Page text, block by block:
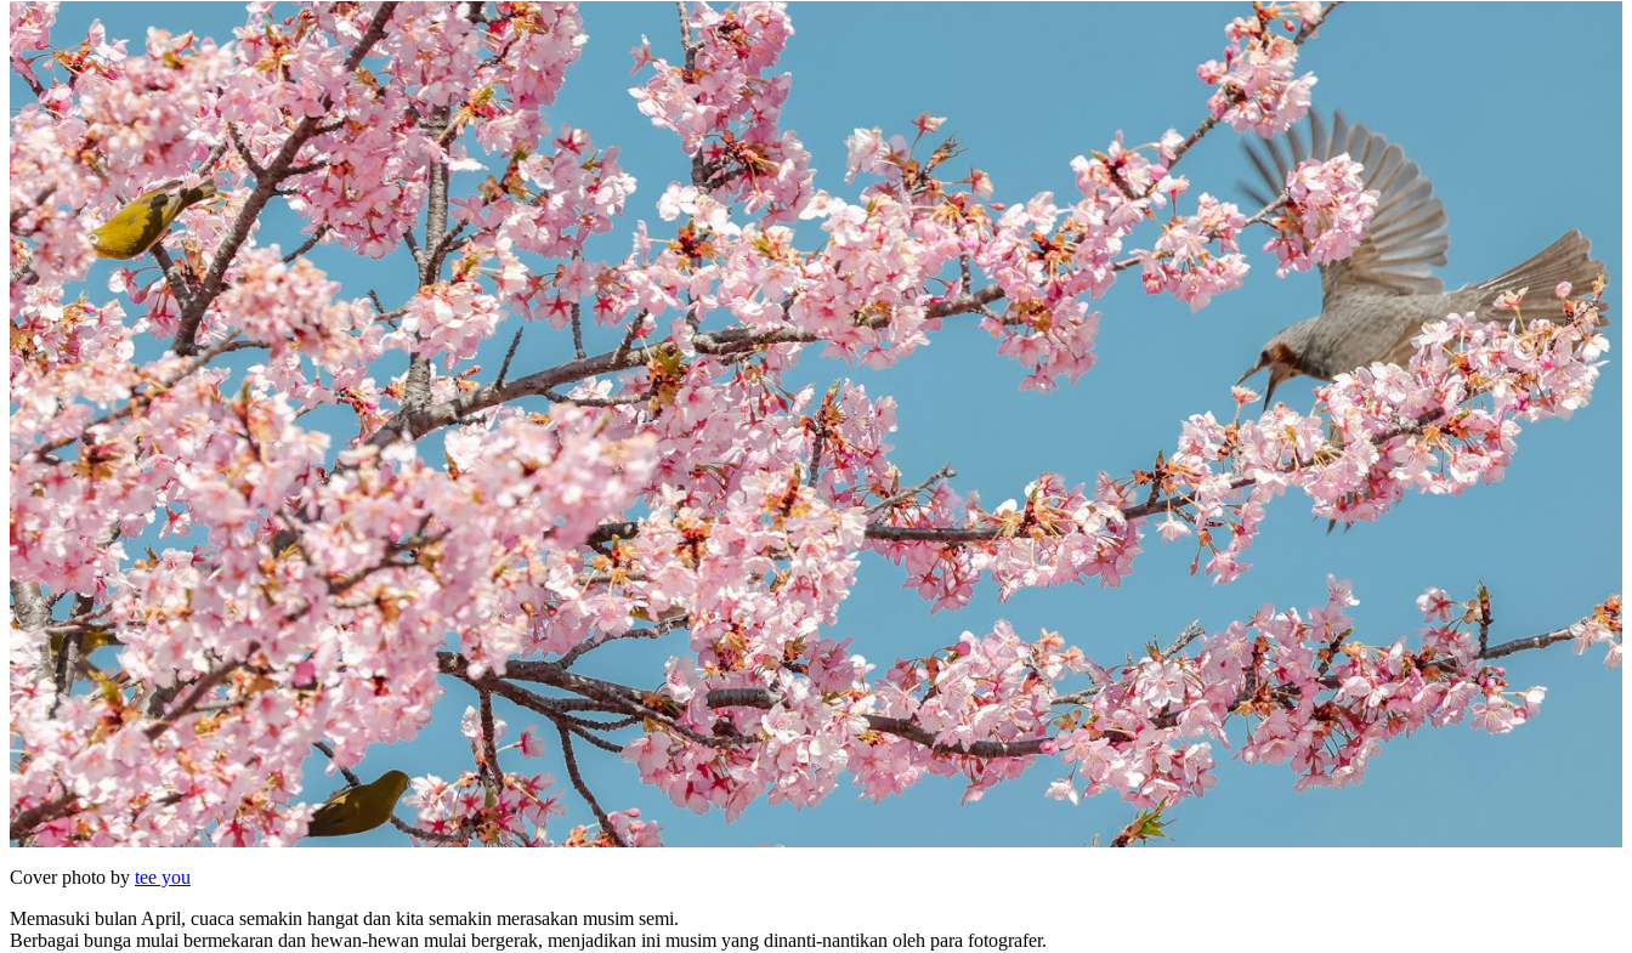
Cover photo by tee you
Memasuki bulan April, cuaca semakin hangat dan kita semakin merasakan musim semi.
Berbagai bunga mulai bermekaran dan hewan-hewan mulai bergerak, menjadikan ini musim yang dinanti-nantikan oleh para fotografer.